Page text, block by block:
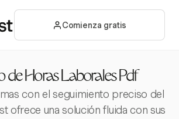
Comienza gratis
de Horas Laborales Pdf
con el seguimiento preciso del
ofrece una solución fluida con sus